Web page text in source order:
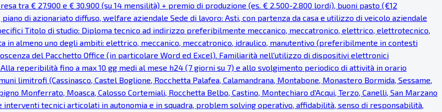
tra € 27.900 e € 30.900 (su 14 mensilità) + premio di produzione (es. € 2.500-2.800 lordi), buoni pasto (€12
di azionariato diffuso, welfare aziendale Sede di lavoro: Asti, con partenza da casa e utilizzo di veicolo aziendale
Titolo di studio: Diploma tecnico ad indirizzo preferibilmente meccanico, meccatronico, elettrico, elettrotecnico,
in almeno uno degli ambiti: elettrico, meccanico, meccatronico, idraulico, manutentivo (preferibilmente in contesti
del Pacchetto Office (in particolare Word ed Excel). Familiarità nell'utilizzo di dispositivi elettronici
reperibilità fino a max 10 gg medi al mese h24 (7 giorni su 7) e allo svolgimento periodico di attività in orario
limitrofi (Cassinasco, Castel Boglione, Rocchetta Palafea, Calamandrana, Montabone, Monastero Bormida, Sessame,
Monferrato, Moasca, Calosso Cortemiali, Rocchetta Belbo, Castino, Montechiaro d'Acqui, Terzo, Canelli, San Marzano
interventi tecnici articolati in autonomia e in squadra, problem solving operativo, affidabilità, senso di responsabilità,